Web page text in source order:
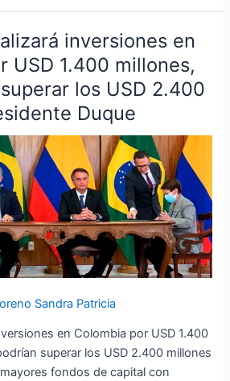
inversiones en
USD 1.400 millones,
los USD 2.400
Duque
Sandra Patricia
en Colombia por USD 1.400
superar los USD 2.400 millones
fondos de capital con